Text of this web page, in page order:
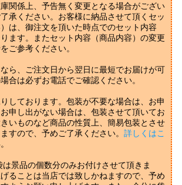
関係上、予告無く変更となる場合がござい
承ください。お客様に納品させて頂くセッ
は、御注文を頂いた時点でのセット内容
ります。またセット内容（商品内容）の変更
ご参考ください。
ら、ご注文日から翌日に最短でお届けが可
合は必ずお電話でご確認ください。
しております。包装が不要な場合は、お申
申し出がない場合は、包装させて頂いてお
いものなど商品の性質上、簡易包装とさせ
すので、予めご了承ください。詳しくはこ
景品の個数分のみお付けさせて頂きま
ることは当店では致しかねますので、予め